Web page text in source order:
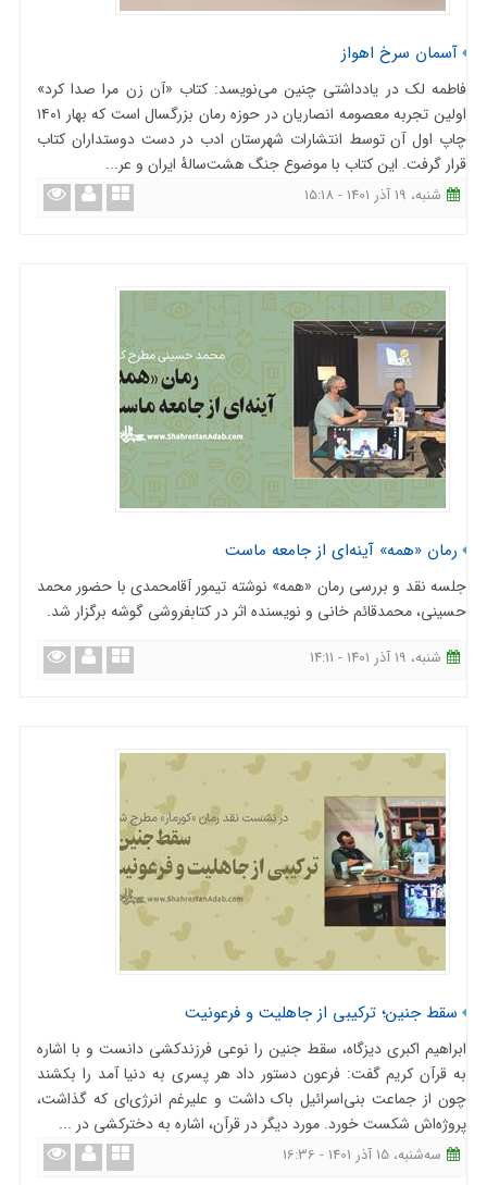
آسمان سرخ اهواز
فاطمه لک در یادداشتی چنین می‌نویسد: کتاب «آن زن مرا صدا کرد»
اولین تجربه معصومه انصاریان در حوزه رمان بزرگسال است که بهار ۱۴۰۱
چاپ اول آن توسط انتشارات شهرستان ادب در دست دوستداران کتاب
قرار گرفت. این کتاب با موضوع جنگ هشت‌سالۀ ایران و عر...
شنبه، 19 آذر 1401 - 15:18
رمان «همه» آینه‌ای از جامعه ماست
جلسه نقد و بررسی رمان «همه» نوشته تیمور آقامحمدی با حضور محمد
حسینی، محمدقائم خانی و نویسنده اثر در کتابفروشی گوشه برگزار شد.
شنبه، 19 آذر 1401 - 14:11
سقط جنین؛ ترکیبی از جاهلیت و فرعونیت
ابراهیم اکبری دیزگاه، سقط جنین را نوعی فرزندکشی دانست و با اشاره
به قرآن کریم گفت:‌ فرعون دستور داد هر پسری به دنیا آمد را بکشند
چون از جماعت بنی‌اسرائیل باک داشت و علیرغم انرژی‌ای که گذاشت،
پروژه‌اش شکست خورد. مورد دیگر در قرآن، اشاره به دخترکشی در ...
ﺳﻪشنبه، 15 آذر 1401 - 16:36